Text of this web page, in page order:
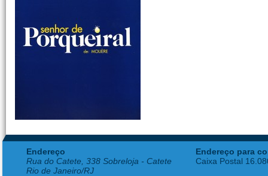
Endereço
Rua do Catete, 338 Sobreloja - Catete
Rio de Janeiro/RJ
Endereço para
Caixa Postal